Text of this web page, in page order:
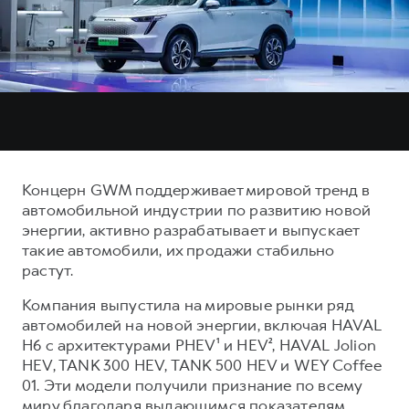
H7
от 3 799 000 ₽
H9
от 4 799 000 ₽
Тест-драйв
Трейд-ин
Кредитный калькулятор
Кредит
КОРПОРАТИВНЫМ КЛИЕНТАМ
Для малого бизнеса
Корпоративным клиентам
Крупным корпоративным клиентам
Система управления автопарком
СЕРВИСНОЕ ОБСЛУЖИВАНИЕ
Нулевое ТО
Программа «Помощь на дороге»
Электронный ПТС
ПОДДЕРЖКА
GWM Безопасность
Гарантия HAVAL
Мобильное приложение GWM
Программа «HAVAL Защита+»
Руководства по эксплуатации
Подписки
О дилере
Наша команда
Контакты
Концерн GWM поддерживает мировой тренд в
автомобильной индустрии по развитию новой
энергии, активно разрабатывает и выпускает
такие автомобили, их продажи стабильно
растут.
Компания выпустила на мировые рынки ряд
автомобилей на новой энергии, включая HAVAL
H6 с архитектурами PHEV¹ и HEV², HAVAL Jolion
HEV, TANK 300 HEV, TANK 500 HEV и WEY Coffee
01. Эти модели получили признание по всему